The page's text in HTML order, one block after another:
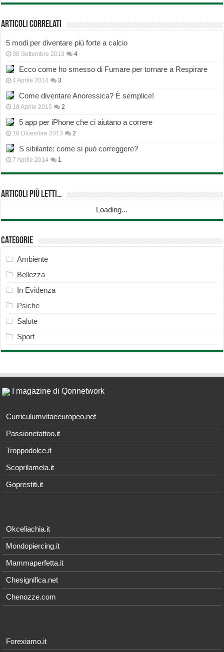
Articoli correlati
5 modi per diventare più forte a calcio
30 Settembre 2013 4
Ecco come ho smesso di Fumare per tornare a Respirare
4 Aprile 2014 3
Come diventare Anoressica? È semplice!
18 Aprile 2015 2
5 app per iPhone che ci aiutano a correre
18 Dicembre 2013 2
S sibilante: come si può correggere?
7 Aprile 2014 1
Articoli più Letti…
Loading...
Categorie
Ambiente
Bellezza
In Evidenza
Psiche
Salute
Sport
I magazine di Qonnetwork
Curriculumvitaeeuropeo.net
Passionetattoo.it
Troppodolce.it
Scoprilamela.it
Goprestiti.it
Okceliachia.it
Mondopiercing.it
Mammaperfetta.it
Chesignifica.net
Chenozze.com
Forexiamo.it